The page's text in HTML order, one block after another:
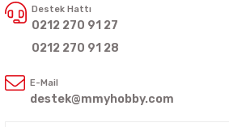
Destek Hattı
0212 270 91 27
0212 270 91 28
E-Mail
destek@mmyhobby.com